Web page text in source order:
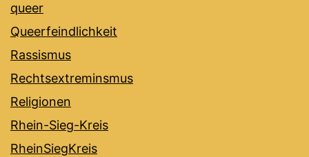
queer
Queerfeindlichkeit
Rassismus
Rechtsextreminsmus
Religionen
Rhein-Sieg-Kreis
RheinSiegKreis